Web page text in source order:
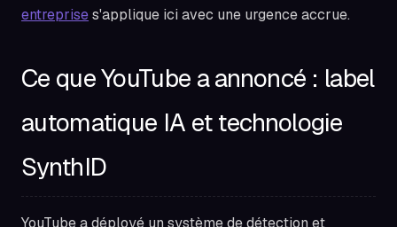
entreprises'applique ici avec une urgence accrue.
Ce que YouTube a annoncé : label
automatique IA et technologie
SynthID
YouTube a déployé un système de détection et